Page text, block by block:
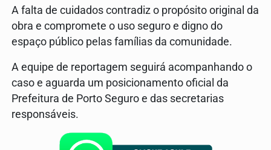
A falta de cuidados contradiz o propósito original da
obra e compromete o uso seguro e digno do
espaço público pelas famílias da comunidade.
A equipe de reportagem seguirá acompanhando o
caso e aguarda um posicionamento oficial da
Prefeitura de Porto Seguro e das secretarias
responsáveis.